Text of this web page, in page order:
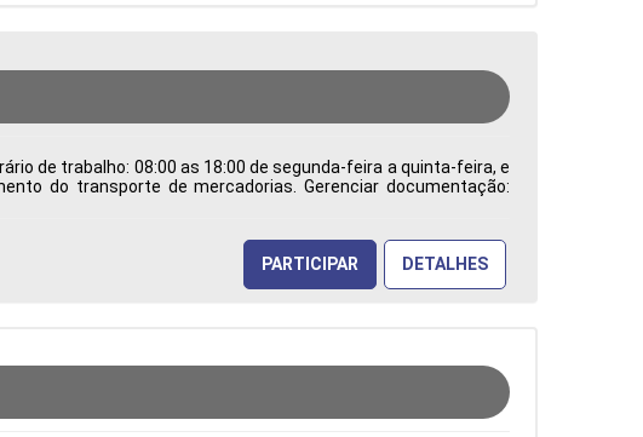
de trabalho: 08:00 as 18:00 de segunda-feira a quinta-feira, e
do transporte de mercadorias. Gerenciar documentação:
Brasil Área de Atuação: Administração de Empresas Período:
PARTICIPAR DETALHES